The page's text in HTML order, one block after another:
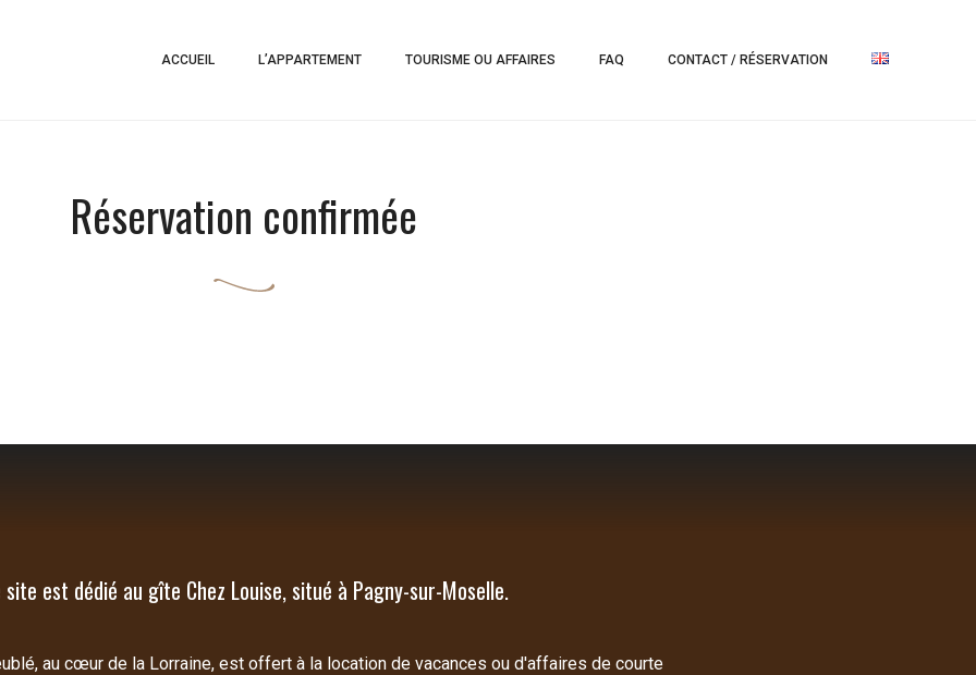
ACCUEIL L’APPARTEMENT TOURISME OU AFFAIRES FAQ CONTACT / RÉSERVATION
Réservation confirmée
site est dédié au gîte Chez Louise, situé à Pagny-sur-Moselle.
au cœur de la Lorraine, est offert à la location de vacances ou d'affaires de courte